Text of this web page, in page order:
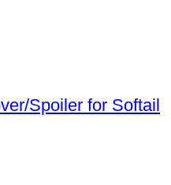
Spoiler for Softail